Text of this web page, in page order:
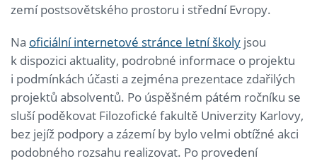
zemí postsovětského prostoru i střední Evropy.
Na oficiální internetové stránce letní školy jsou
k dispozici aktuality, podrobné informace o projektu
i podmínkách účasti a zejména prezentace zdařilých
projektů absolventů. Po úspěšném pátém ročníku se
sluší poděkovat Filozofické fakultě Univerzity Karlovy,
bez jejíž podpory a zázemí by bylo velmi obtížné akci
podobného rozsahu realizovat. Po provedení